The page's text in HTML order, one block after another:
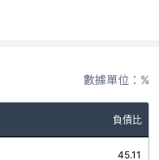
數據單位：%
負債比
45.11